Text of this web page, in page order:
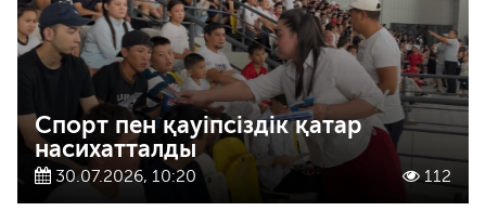
Спорт пен қауіпсіздік қатар
насихатталды
30.07.2026, 10:20 112